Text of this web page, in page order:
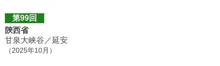
第99回
陝西省
甘泉大峡谷／延安
（2025年10月）